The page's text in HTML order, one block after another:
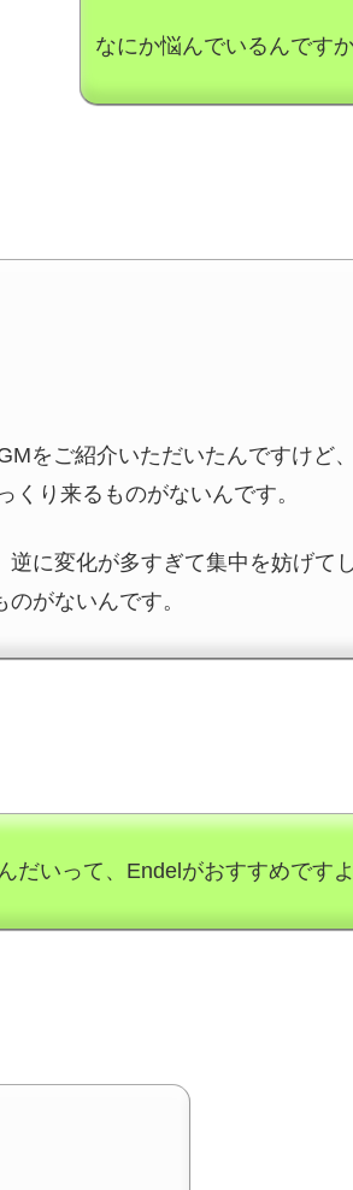
なにか悩んでいるんです
をご紹介いただいたんですけど、
くり来るものがないんです。
に変化が多すぎて集中を妨げてし
がないんです。
だいって、Endelがおすすめですよ